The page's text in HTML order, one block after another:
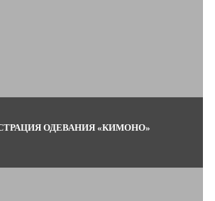
ОДЕВАНИЯ «КИМОНО»